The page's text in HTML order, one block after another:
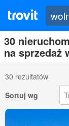
30
na sprzedaż
30 rezultatów
Sortuj wg